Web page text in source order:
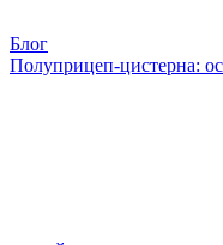
Блог
Полуприцеп-цистерна: